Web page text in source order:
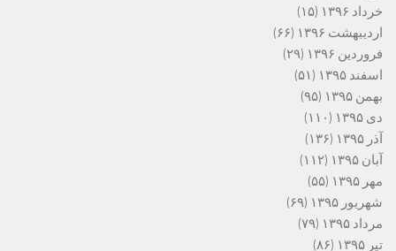
خرداد ۱۳۹۶
(۱۵)
اردیبهشت ۱۳۹۶
(۶۶)
فروردین ۱۳۹۶
(۲۹)
اسفند ۱۳۹۵
(۵۱)
بهمن ۱۳۹۵
(۹۵)
دی ۱۳۹۵
(۱۱۰)
آذر ۱۳۹۵
(۱۳۶)
آبان ۱۳۹۵
(۱۱۲)
مهر ۱۳۹۵
(۵۵)
شهریور ۱۳۹۵
(۶۹)
مرداد ۱۳۹۵
(۷۹)
تیر ۱۳۹۵
(۸۶)